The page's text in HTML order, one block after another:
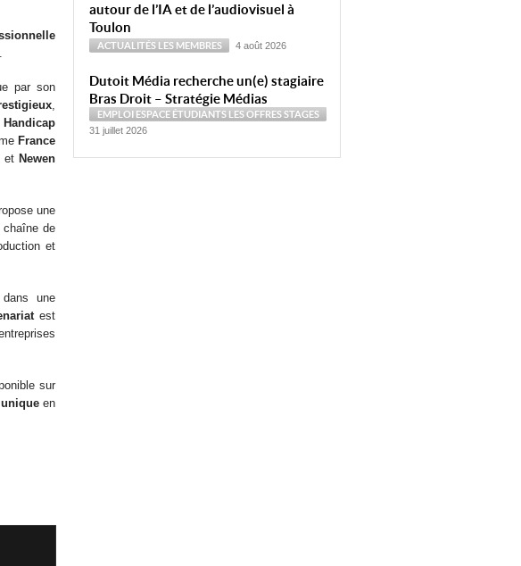
.
par son
,
Handicap
France
et Newen
une
de
et
dans une
est
sur
en
autour de l’IA et de l’audiovisuel à
Toulon
ACTUALITÉS LES MEMBRES 4 août 2026
Dutoit Média recherche un(e) stagiaire
Bras Droit – Stratégie Médias
EMPLOI ESPACE ÉTUDIANTS LES OFFRESSTAGES
31 juillet 2026